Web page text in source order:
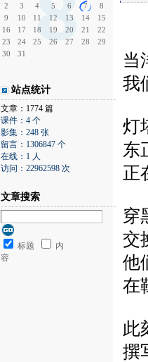
2
3 4 5 6 7
8
9
10 11 12 13 14
15
16
17 18 19 20 21
22
23
24 25 26 27 28
29
30
31
站点统计
文章：1774 篇
课件：4 个
影集：248 张
留言：1306847 个
在线：1 人
访问：22962598 次
文章搜索
标题
内
容
当
我
灯
东
正
穿
交
他
在
此
撰